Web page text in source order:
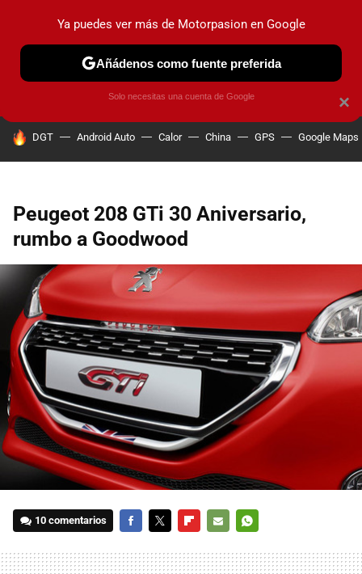
PRUEBAS COCHES ELÉCTRICOS OBSERVATORIO
HOY SE HABLA DE
DGT Android Auto Calor China GPS Google Maps
Peugeot 208 GTi 30 Aniversario,
rumbo a Goodwood
10 comentarios
MAIL
×
Ya puedes ver más de Motorpasion en Google
Añádenos como fuente preferida
Solo necesitas una cuenta de Google